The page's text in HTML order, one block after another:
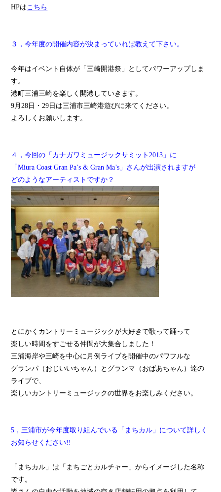
HPはこちら
３，今年度の開催内容が決まっていれば教えて下さい。
今年はイベント自体が「三崎開港祭」としてパワーアップしま
す。
港町三浦三崎を楽しく開港していきます。
9月28日・29日は三浦市三崎港遊びに来てください。
よろしくお願いします。
４，今回の「カナガワミュージックサミット2013」に
「Miura Coast Gran Pa’s & Gran Ma’s」さんが出演されますが
どのようなアーティストですか？
とにかくカントリーミュージックが大好きで歌って踊って
楽しい時間をすごせる仲間が大集合しました！
三浦海岸や三崎を中心に月例ライブを開催中のパワフルな
グランパ（おじいいちゃん）とグランマ（おばあちゃん）達の
ライブで、
楽しいカントリーミュージックの世界をお楽しみください。
5，三浦市が今年度取り組んでいる「まちカル」について詳しく
お知らせください!!
「まちカル」は「まちごとカルチャー」からイメージした名称
です。